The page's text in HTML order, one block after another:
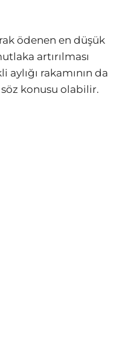
ödenen en düşük
artırılması
rakamının da
söz konusu olabilir.